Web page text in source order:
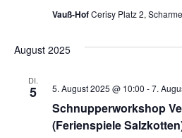
Vauß-HofCerisy Platz 2,
August 2025
DI.
5
Schnupperworkshop
(Ferienspiele
5. August 2025 @ 10:00 -7.